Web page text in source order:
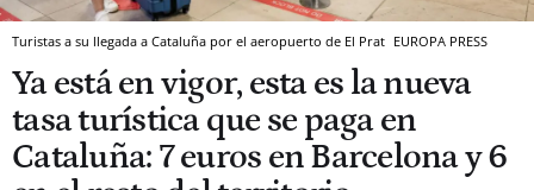
Turistas a su llegada a Cataluña por el aeropuerto de El Prat EUROPA PRESS
Ya está en vigor, esta es la nueva
tasa turística que se paga en
Cataluña: 7 euros en Barcelona y 6